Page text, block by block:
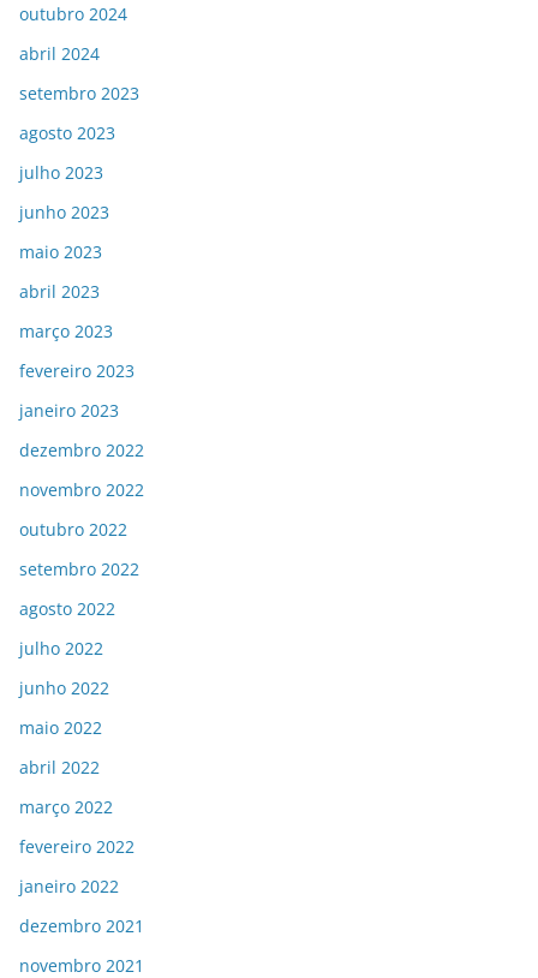
outubro 2024
abril 2024
setembro 2023
agosto 2023
julho 2023
junho 2023
maio 2023
abril 2023
março 2023
fevereiro 2023
janeiro 2023
dezembro 2022
novembro 2022
outubro 2022
setembro 2022
agosto 2022
julho 2022
junho 2022
maio 2022
abril 2022
março 2022
fevereiro 2022
janeiro 2022
dezembro 2021
novembro 2021